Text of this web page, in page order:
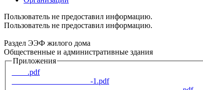
Пользователь не предоставил информацию.
Пользователь не предоставил информацию.
Раздел ЭЭФ жилого дома
Общественные и административные здания
Приложения
____.pdf
____________________-1.pdf